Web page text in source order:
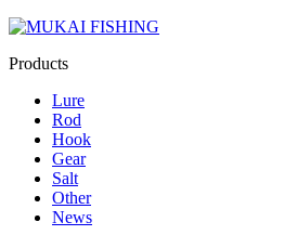
Products
Lure
Rod
Hook
Gear
Salt
Other
News